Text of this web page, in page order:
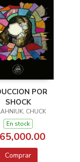
POR
SHOCK
CHUCK
En stock
Comprar